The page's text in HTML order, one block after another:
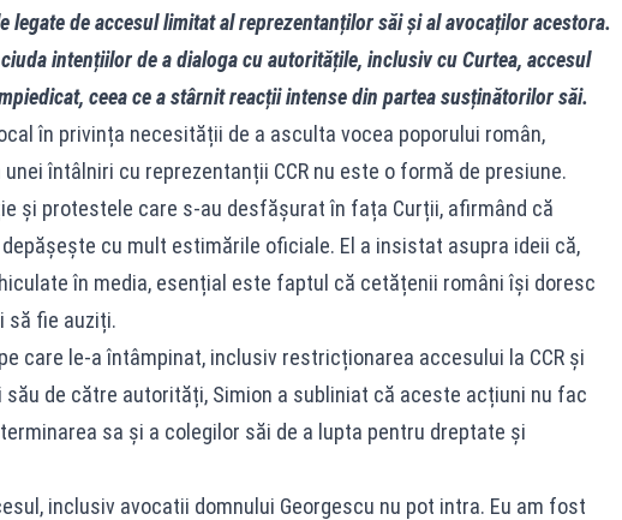
legate de accesul limitat al reprezentanților săi și al avocaților acestora.
intențiilor de a dialoga cu autoritățile, inclusiv cu Curtea, accesul
ceea ce a stârnit reacții intense din partea susținătorilor săi.
în privința necesității de a asculta vocea poporului român,
întâlniri cu reprezentanții CCR nu este o formă de presiune.
și protestele care s-au desfășurat în fața Curții, afirmând că
cu mult estimările oficiale. El a insistat asupra ideii că,
în media, esențial este faptul că cetățenii români își doresc
să fie auziți.
care le-a întâmpinat, inclusiv restricționarea accesului la CCR și
de către autorități, Simion a subliniat că aceste acțiuni nu fac
sa și a colegilor săi de a lupta pentru dreptate și
inclusiv avocatii domnului Georgescu nu pot intra. Eu am fost